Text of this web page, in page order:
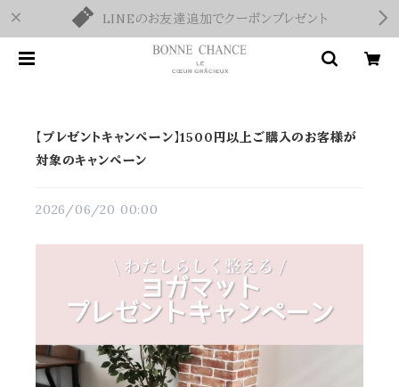
LINEのお友達追加でクーポンプレゼント
【プレゼントキャンペーン】1500円以上ご購入のお客様が
対象のキャンペーン
2026/06/20 00:00